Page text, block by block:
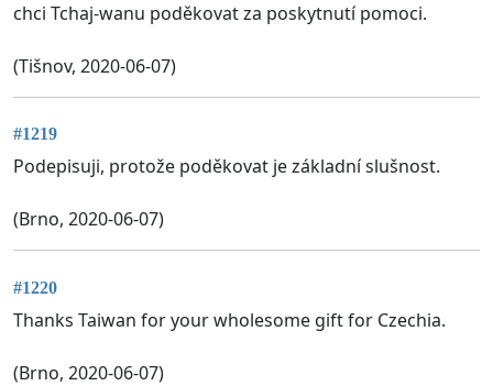
chci Tchaj-wanu poděkovat za poskytnutí pomoci.
(Tišnov, 2020-06-07)
#1219
Podepisuji, protože poděkovat je základní slušnost.
(Brno, 2020-06-07)
#1220
Thanks Taiwan for your wholesome gift for Czechia.
(Brno, 2020-06-07)